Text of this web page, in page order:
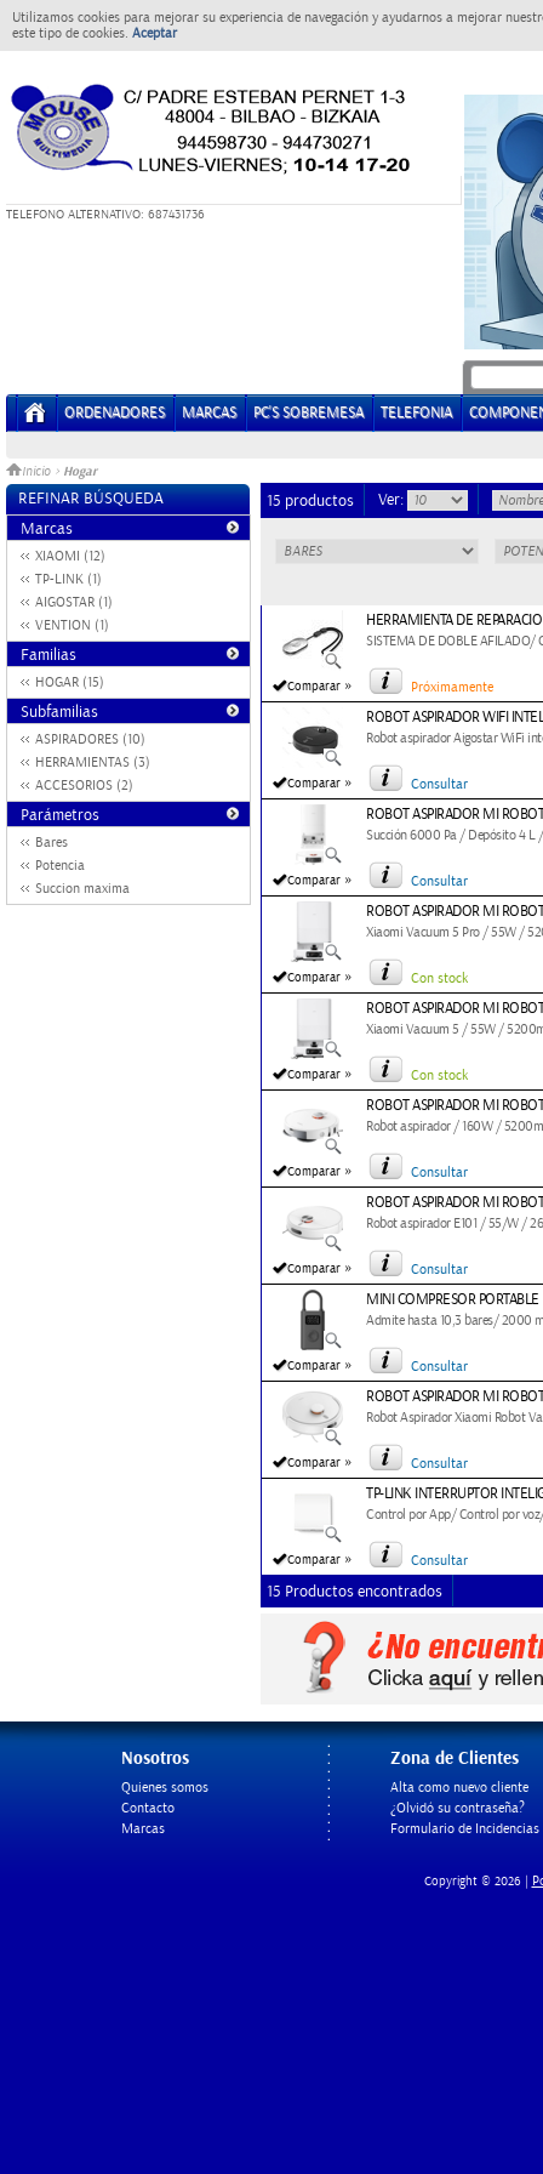
Utilizamos cookies para mejorar su experiencia de navegación y ayudarnos a mejorar
este tipo de cookies. Aceptar
TELEFONO ALTERNATIVO: 687431736
ORDENADORES MARCAS PC'S SOBREMESA TELEFONIA
Inicio > Hogar
REFINAR BÚSQUEDA
Marcas
XIAOMI (12)
TP-LINK (1)
AIGOSTAR (1)
VENTION (1)
Familias
HOGAR (15)
Subfamilias
ASPIRADORES (10)
HERRAMIENTAS (3)
ACCESORIOS (2)
Parámetros
Bares
Potencia
Succion maxima
15 productos Ver:
Comparar »
HERRAMIENTA DE
SISTEMA DE DOBLE AFILADO/
Próximamente
Comparar »
ROBOT ASPIRADOR WIFI
Robot aspirador Aigostar WiFi
Consultar
Comparar »
ROBOT ASPIRADOR MI
Succión 6000 Pa / Depósito 4 L
Consultar
Comparar »
ROBOT ASPIRADOR MI
Xiaomi Vacuum 5 Pro / 55W /
Con stock
Comparar »
ROBOT ASPIRADOR MI
Xiaomi Vacuum 5 / 55W /
Con stock
Comparar »
ROBOT ASPIRADOR MI
Robot aspirador / 160W /
Consultar
Comparar »
ROBOT ASPIRADOR MI
Robot aspirador E101 / 55/W /
Consultar
Comparar »
MINI COMPRESOR
Admite hasta 10,3 bares/ 2000
Consultar
Comparar »
ROBOT ASPIRADOR MI
Robot Aspirador Xiaomi Robot
Consultar
Comparar »
TP-LINK INTERRUPTOR
Control por App/ Control por
Consultar
15 Productos encontrados
Nosotros
Quienes somos
Contacto
Marcas
Zona de Clientes
Alta como nuevo cliente
¿Olvidó su contraseña?
Formulario de Incidencias
Copyright © 2026 |